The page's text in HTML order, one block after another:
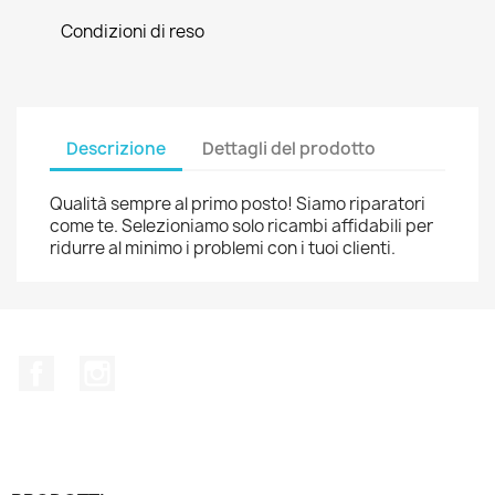
Condizioni di reso
Descrizione Dettagli del prodotto
Qualità sempre al primo posto! Siamo riparatori
come te. Selezioniamo solo ricambi affidabili per
ridurre al minimo i problemi con i tuoi clienti.